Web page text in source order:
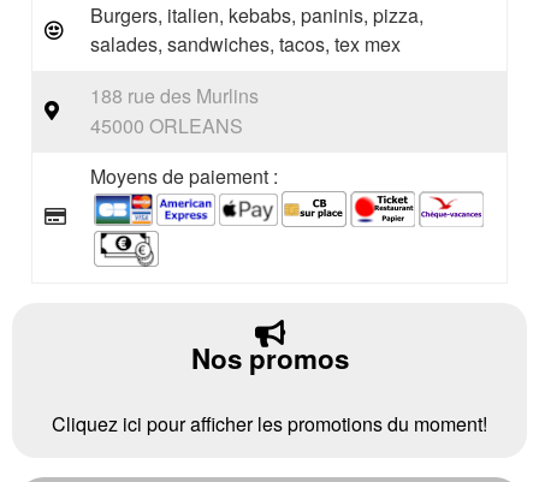
Burgers, italien, kebabs, paninis, pizza,
salades, sandwiches, tacos, tex mex
188 rue des Murlins
45000 ORLEANS
Moyens de paiement :
Nos promos
Cliquez ici pour afficher les promotions du moment!